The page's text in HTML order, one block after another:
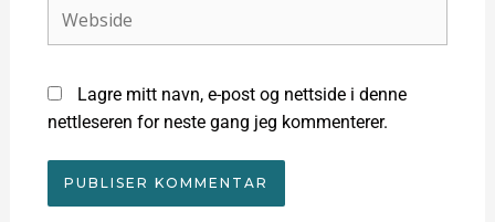
Lagre mitt navn, e-post og nettside i denne
nettleseren for neste gang jeg kommenterer.